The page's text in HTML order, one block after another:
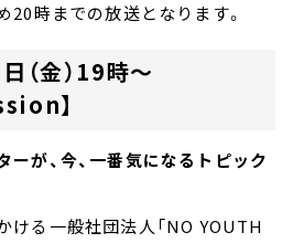
時までの放送となります。
（金）19時～
】
が、今、一番気になるトピック
ける一般社団法人「NO YOUTH